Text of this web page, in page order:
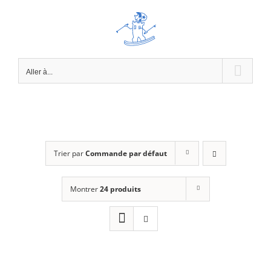
Aller à...
Trier parCommande par défaut
Montrer24 produits